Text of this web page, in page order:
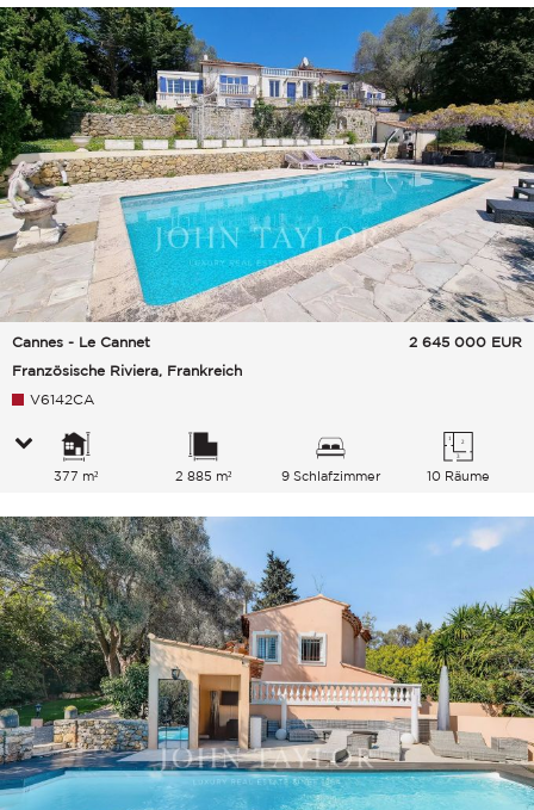
Cannes - Le Cannet
Französische Riviera, Frankreich
2 645 000 EUR
V6142CA
377 m² 2 885 m² 9 Schlafzimmer 10 Räume